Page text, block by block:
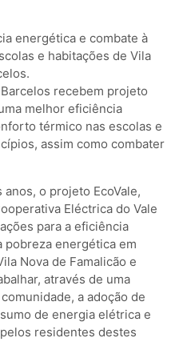
energética e combate à
e habitações de Vila
recebem projeto
melhor eficiência
térmico nas escolas e
assim como combater
o projeto EcoVale,
Eléctrica do Vale
para a eficiência
pobreza energética em
Nova de Famalicão e
através de uma
a adoção de
de energia elétrica e
residentes destes